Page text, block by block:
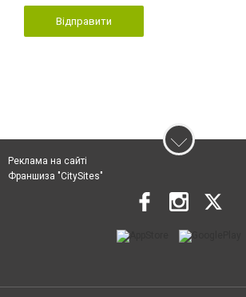
Відправити
Реклама на сайті
Франшиза "CitySites"